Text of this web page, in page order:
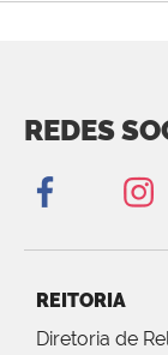
REDES
REITORIA
Diretoria de